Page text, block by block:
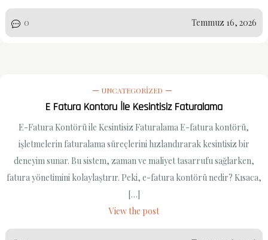
0 Temmuz 16, 2026
UNCATEGORIZED
E Fatura Kontoru İle Kesintisiz Faturalama
E-Fatura Kontörü ile Kesintisiz Faturalama E-fatura kontörü,
işletmelerin faturalama süreçlerini hızlandırarak kesintisiz bir
deneyim sunar. Bu sistem, zaman ve maliyet tasarrufu sağlarken,
fatura yönetimini kolaylaştırır. Peki, e-fatura kontörü nedir? Kısaca,
[…]
View the post